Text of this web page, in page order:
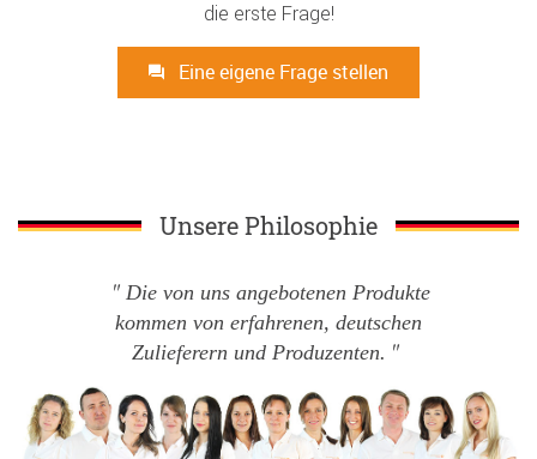
die erste Frage!
Eine eigene Frage stellen
Unsere Philosophie
Die von uns angebotenen Produkte
kommen von erfahrenen, deutschen
Zulieferern und Produzenten.